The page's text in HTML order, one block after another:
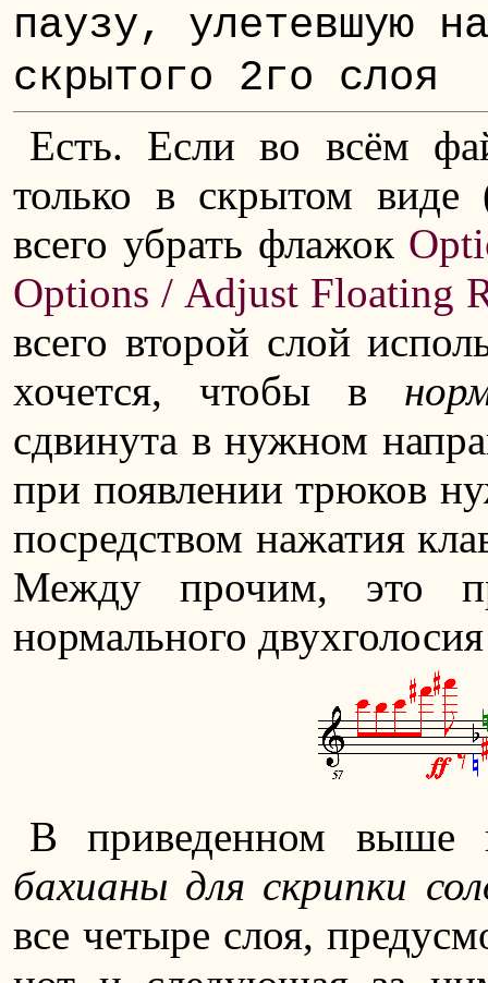
паузу, улетевшую
скрытого 2го слоя
Есть. Если во всём
только в скрытом
всего убрать флажок
Options / Adjust Floating
всего второй слой
хочется, чтобы в
сдвинута в нужном
при появлении трюков
посредством нажатия
Между прочим, это
нормального
В приведенном выше
бахианы для скрипки
все четыре слоя,